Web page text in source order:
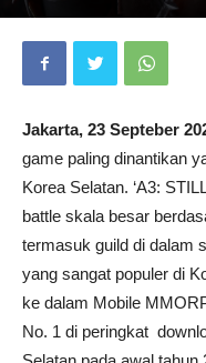
Jakarta, 23 Septeber
game paling dinantikan
Korea Selatan. ‘A3:
battle skala besar
termasuk guild di dalam
yang sangat populer di
ke dalam Mobile
No. 1 di peringkat